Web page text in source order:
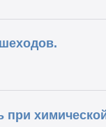
при